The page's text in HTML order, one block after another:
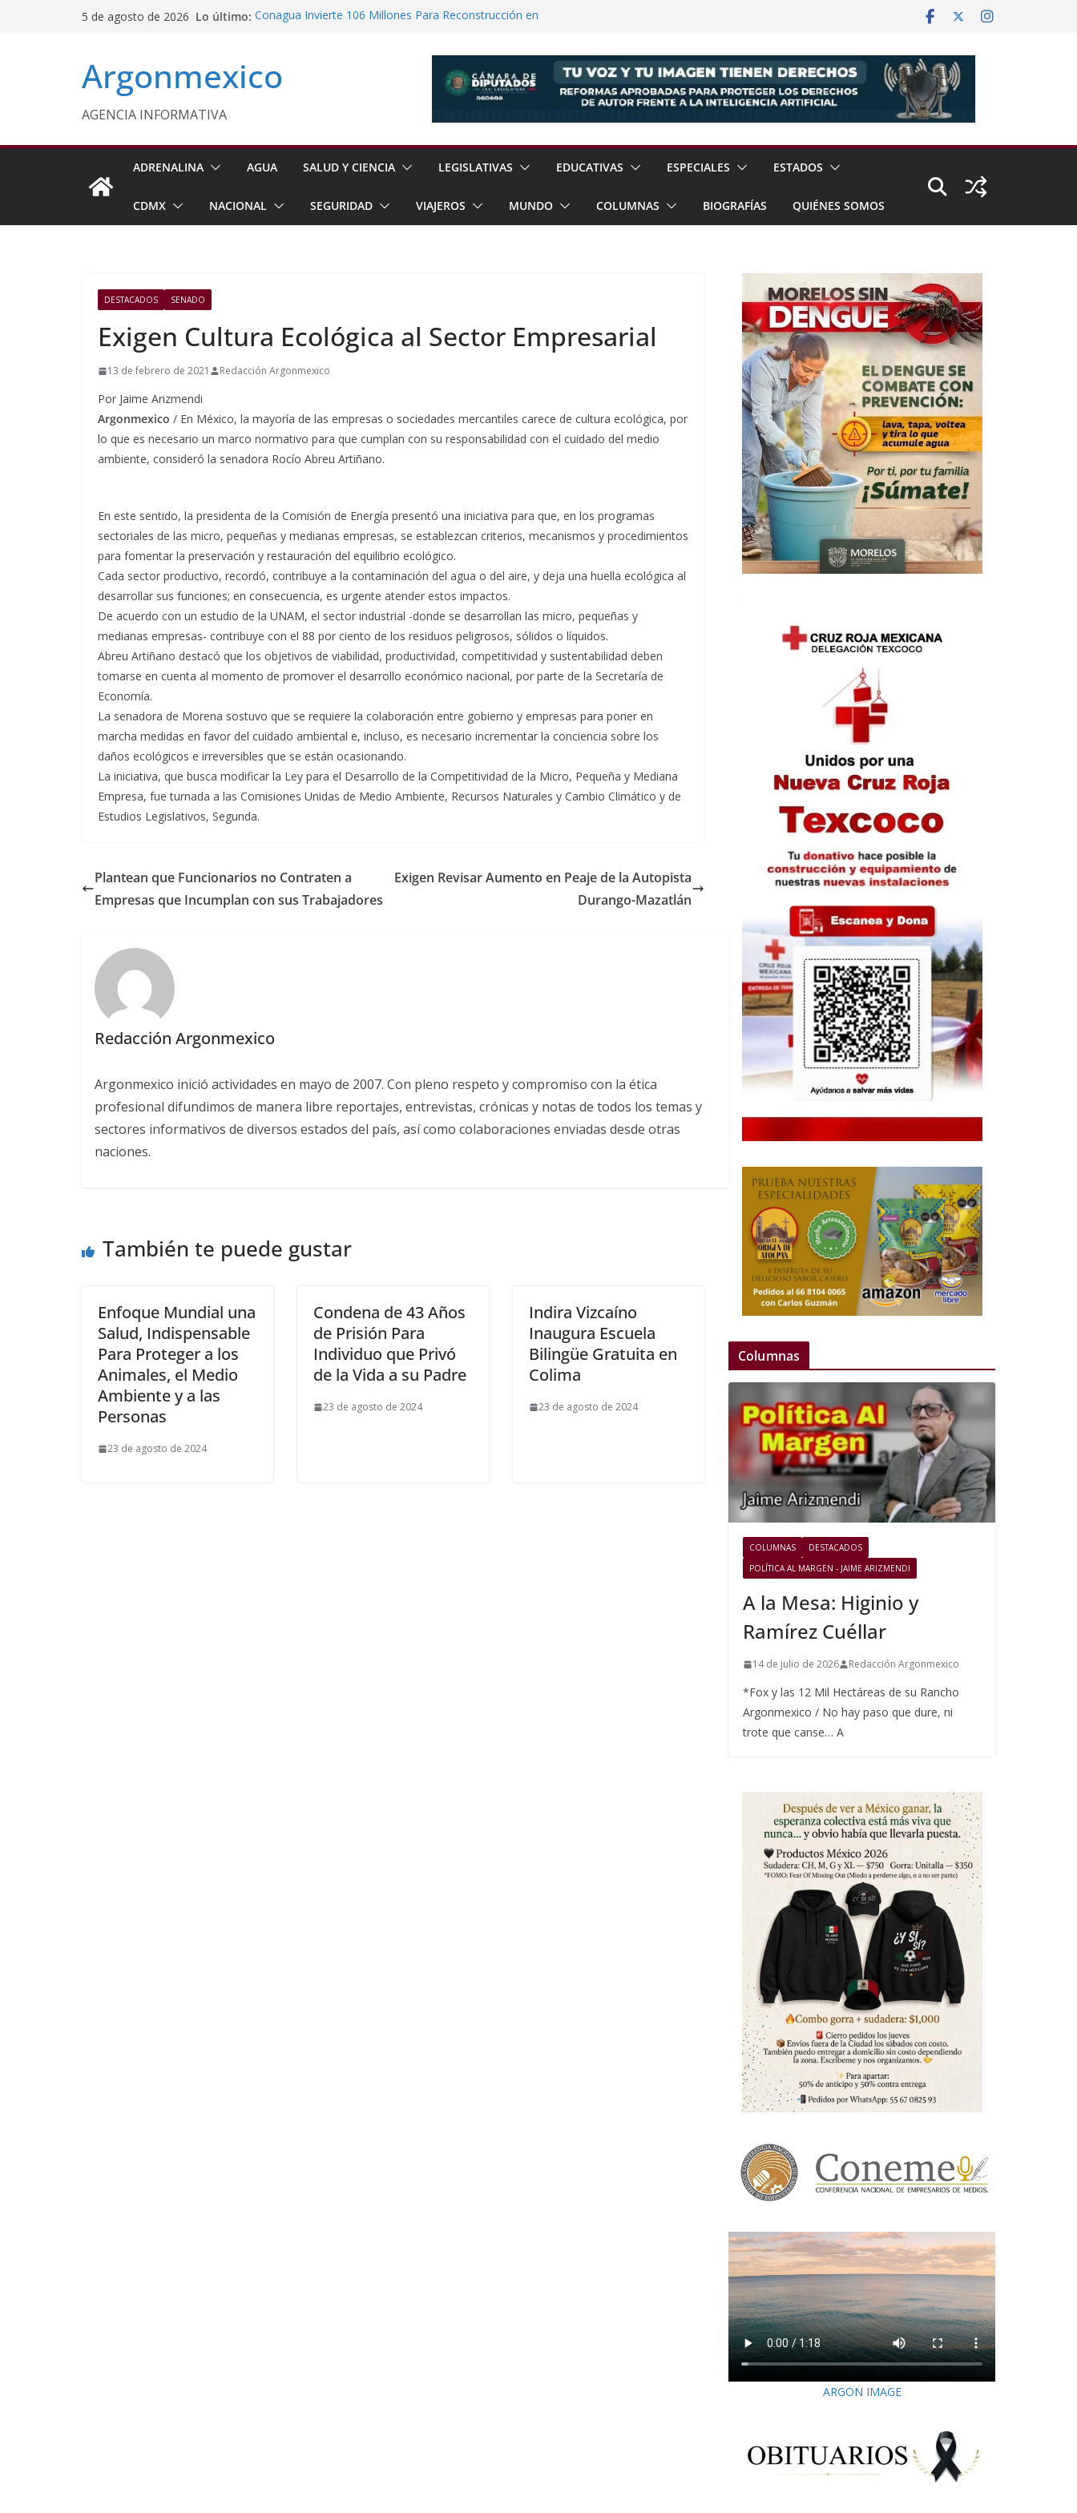
5 de agosto de 2026 Lo último: Conagua Invierte 106 Millones Para Reconstrucción en
Vinculan a Proceso a Presunto Feminicida en Almoloya de
Argonmexico
AGENCIA INFORMATIVA
ADRENALINA AGUA SALUD Y CIENCIA LEGISLATIVAS EDUCATIVAS ESPECIALES ESTADOS
CDMX NACIONAL SEGURIDAD VIAJEROS MUNDO COLUMNAS BIOGRAFÍAS QUIÉNES SOMOS
DESTACADOS SENADO
Exigen Cultura Ecológica al Sector Empresarial
13 de febrero de 2021 Redacción Argonmexico
Por Jaime Arizmendi
Argonmexico / En México, la mayoría de las empresas o sociedades mercantiles carece de cultura ecológica, por
lo que es necesario un marco normativo para que cumplan con su responsabilidad con el cuidado del medio
ambiente, consideró la senadora Rocío Abreu Artiñano.
En este sentido, la presidenta de la Comisión de Energía presentó una iniciativa para que, en los programas
sectoriales de las micro, pequeñas y medianas empresas, se establezcan criterios, mecanismos y procedimientos
para fomentar la preservación y restauración del equilibrio ecológico.
Cada sector productivo, recordó, contribuye a la contaminación del agua o del aire, y deja una huella ecológica al
desarrollar sus funciones; en consecuencia, es urgente atender estos impactos.
De acuerdo con un estudio de la UNAM, el sector industrial -donde se desarrollan las micro, pequeñas y
medianas empresas- contribuye con el 88 por ciento de los residuos peligrosos, sólidos o líquidos.
Abreu Artiñano destacó que los objetivos de viabilidad, productividad, competitividad y sustentabilidad deben
tomarse en cuenta al momento de promover el desarrollo económico nacional, por parte de la Secretaría de
Economía.
La senadora de Morena sostuvo que se requiere la colaboración entre gobierno y empresas para poner en
marcha medidas en favor del cuidado ambiental e, incluso, es necesario incrementar la conciencia sobre los
daños ecológicos e irreversibles que se están ocasionando.
La iniciativa, que busca modificar la Ley para el Desarrollo de la Competitividad de la Micro, Pequeña y Mediana
Empresa, fue turnada a las Comisiones Unidas de Medio Ambiente, Recursos Naturales y Cambio Climático y de
Estudios Legislativos, Segunda.
Plantean que Funcionarios no Contraten a
Empresas que Incumplan con sus Trabajadores
Exigen Revisar Aumento en Peaje de la Autopista
Durango-Mazatlán
Redacción Argonmexico
Argonmexico inició actividades en mayo de 2007. Con pleno respeto y compromiso con la ética
profesional difundimos de manera libre reportajes, entrevistas, crónicas y notas de todos los temas y
sectores informativos de diversos estados del país, así como colaboraciones enviadas desde otras
naciones.
También te puede gustar
Enfoque Mundial una
Salud, Indispensable
Para Proteger a los
Animales, el Medio
Ambiente y a las
Personas
23 de agosto de 2024
Condena de 43 Años
de Prisión Para
Individuo que Privó
de la Vida a su Padre
23 de agosto de 2024
Indira Vizcaíno
Inaugura Escuela
Bilingüe Gratuita en
Colima
23 de agosto de 2024
Columnas
COLUMNAS
DESTACADOS
POLÍTICA AL MARGEN - JAIME ARIZMENDI
A la Mesa: Higinio y
Ramírez Cuéllar
14 de julio de 2026 Redacción Argonmexico
*Fox y las 12 Mil Hectáreas de su Rancho
Argonmexico / No hay paso que dure, ni
trote que canse… A
ARGON IMAGE